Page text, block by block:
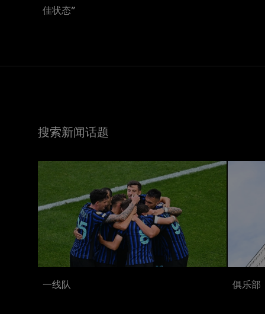
佳状态”
搜索新闻话题
一线队 俱乐部